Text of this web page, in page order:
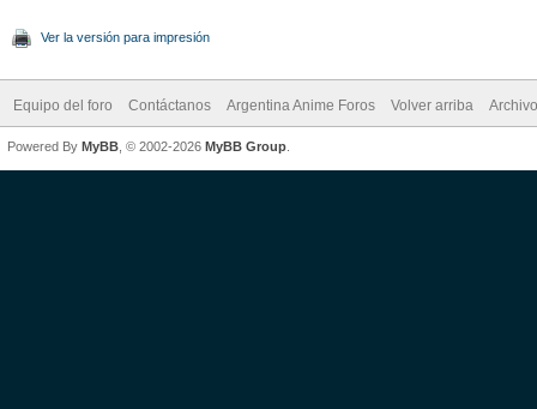
Ver la versión para impresión
Equipo del foro Contáctanos Argentina Anime Foros Volver arriba
Powered By MyBB , © 2002-2026 MyBB Group